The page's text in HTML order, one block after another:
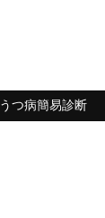
うつ病簡易診断